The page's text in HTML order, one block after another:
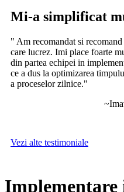
Mi-a simplificat
" Am recomandat si
care lucrez. Imi place foarte
din partea echipei in
ce a dus la optimizarea
a proceselor zilnice."
Vezi alte testimoniale
Implementare